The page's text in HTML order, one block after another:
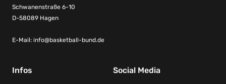
Schwanenstraße 6-10
D-58089 Hagen
E-Mail: info@basketball-bund.de
Infos Social Media